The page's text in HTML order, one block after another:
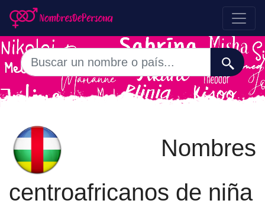
Nombres
centroafricanos de niña